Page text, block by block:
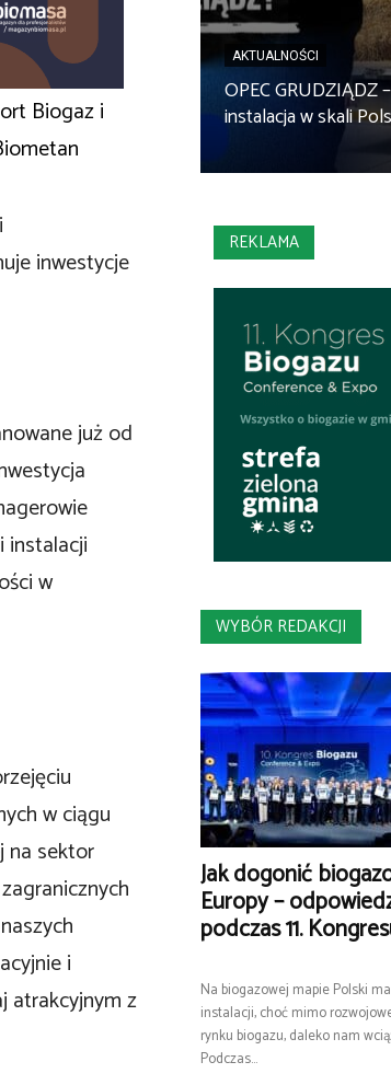
Biogaz i
inwestycje
już od
instalacji
w
w ciągu
na sektor
i
atrakcyjnym z
AKTUALNOŚCI
OPEC GRUDZIĄDZ
instalacja w skali
REKLAMA
WYBÓR REDAKCJI
Jak dogonić
Europy –
podczas 11.
Na biogazowej mapie Polski
instalacji, choć mimo
rynku biogazu, daleko nam
Podczas...